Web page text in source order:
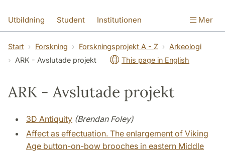
Utbildning Student Institutionen
Forskning Kontakt
Mer
Start Forskning Forskningsprojekt A - Z
Arkeologi
ARK - Avslutade projekt
This page in English
ARK - Avslutade projekt
3D Antiquity (Brendan Foley)
Affect as effectuation. The enlargement of Viking
Age button-on-bow brooches in eastern Middle